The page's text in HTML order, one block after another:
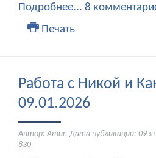
Подробнее... 8
Печать
Работа с Никой и
09.01.2026
Автор: Amur. Дата публикации: 09
830